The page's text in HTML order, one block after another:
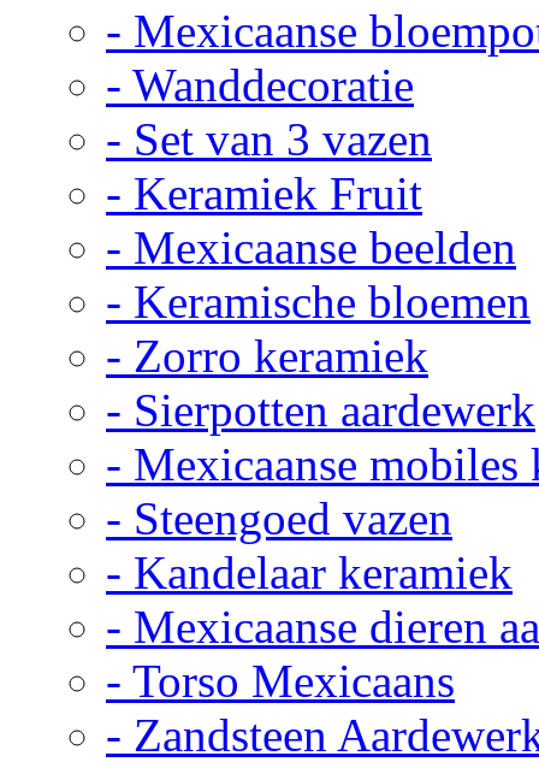
- Mexicaanse
- Wanddecoratie
- Set van 3 vazen
- Keramiek Fruit
- Mexicaanse beelden
- Keramische bloemen
- Zorro keramiek
- Sierpotten aardewerk
- Mexicaanse mobiles
- Steengoed vazen
- Kandelaar keramiek
- Mexicaanse dieren
- Torso Mexicaans
- Zandsteen